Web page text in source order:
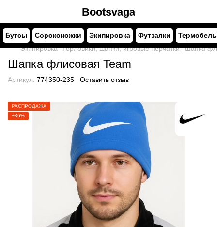
Bootsvaga
Бутсы Сороконожки Экипировка Футзалки
Экипировка
Горловики, шапки, игровые перчатки Шапка
Шапка флисовая Team
Артикул: 774350-235 Оставить отзыв
РАСПРОДАЖА
−36%